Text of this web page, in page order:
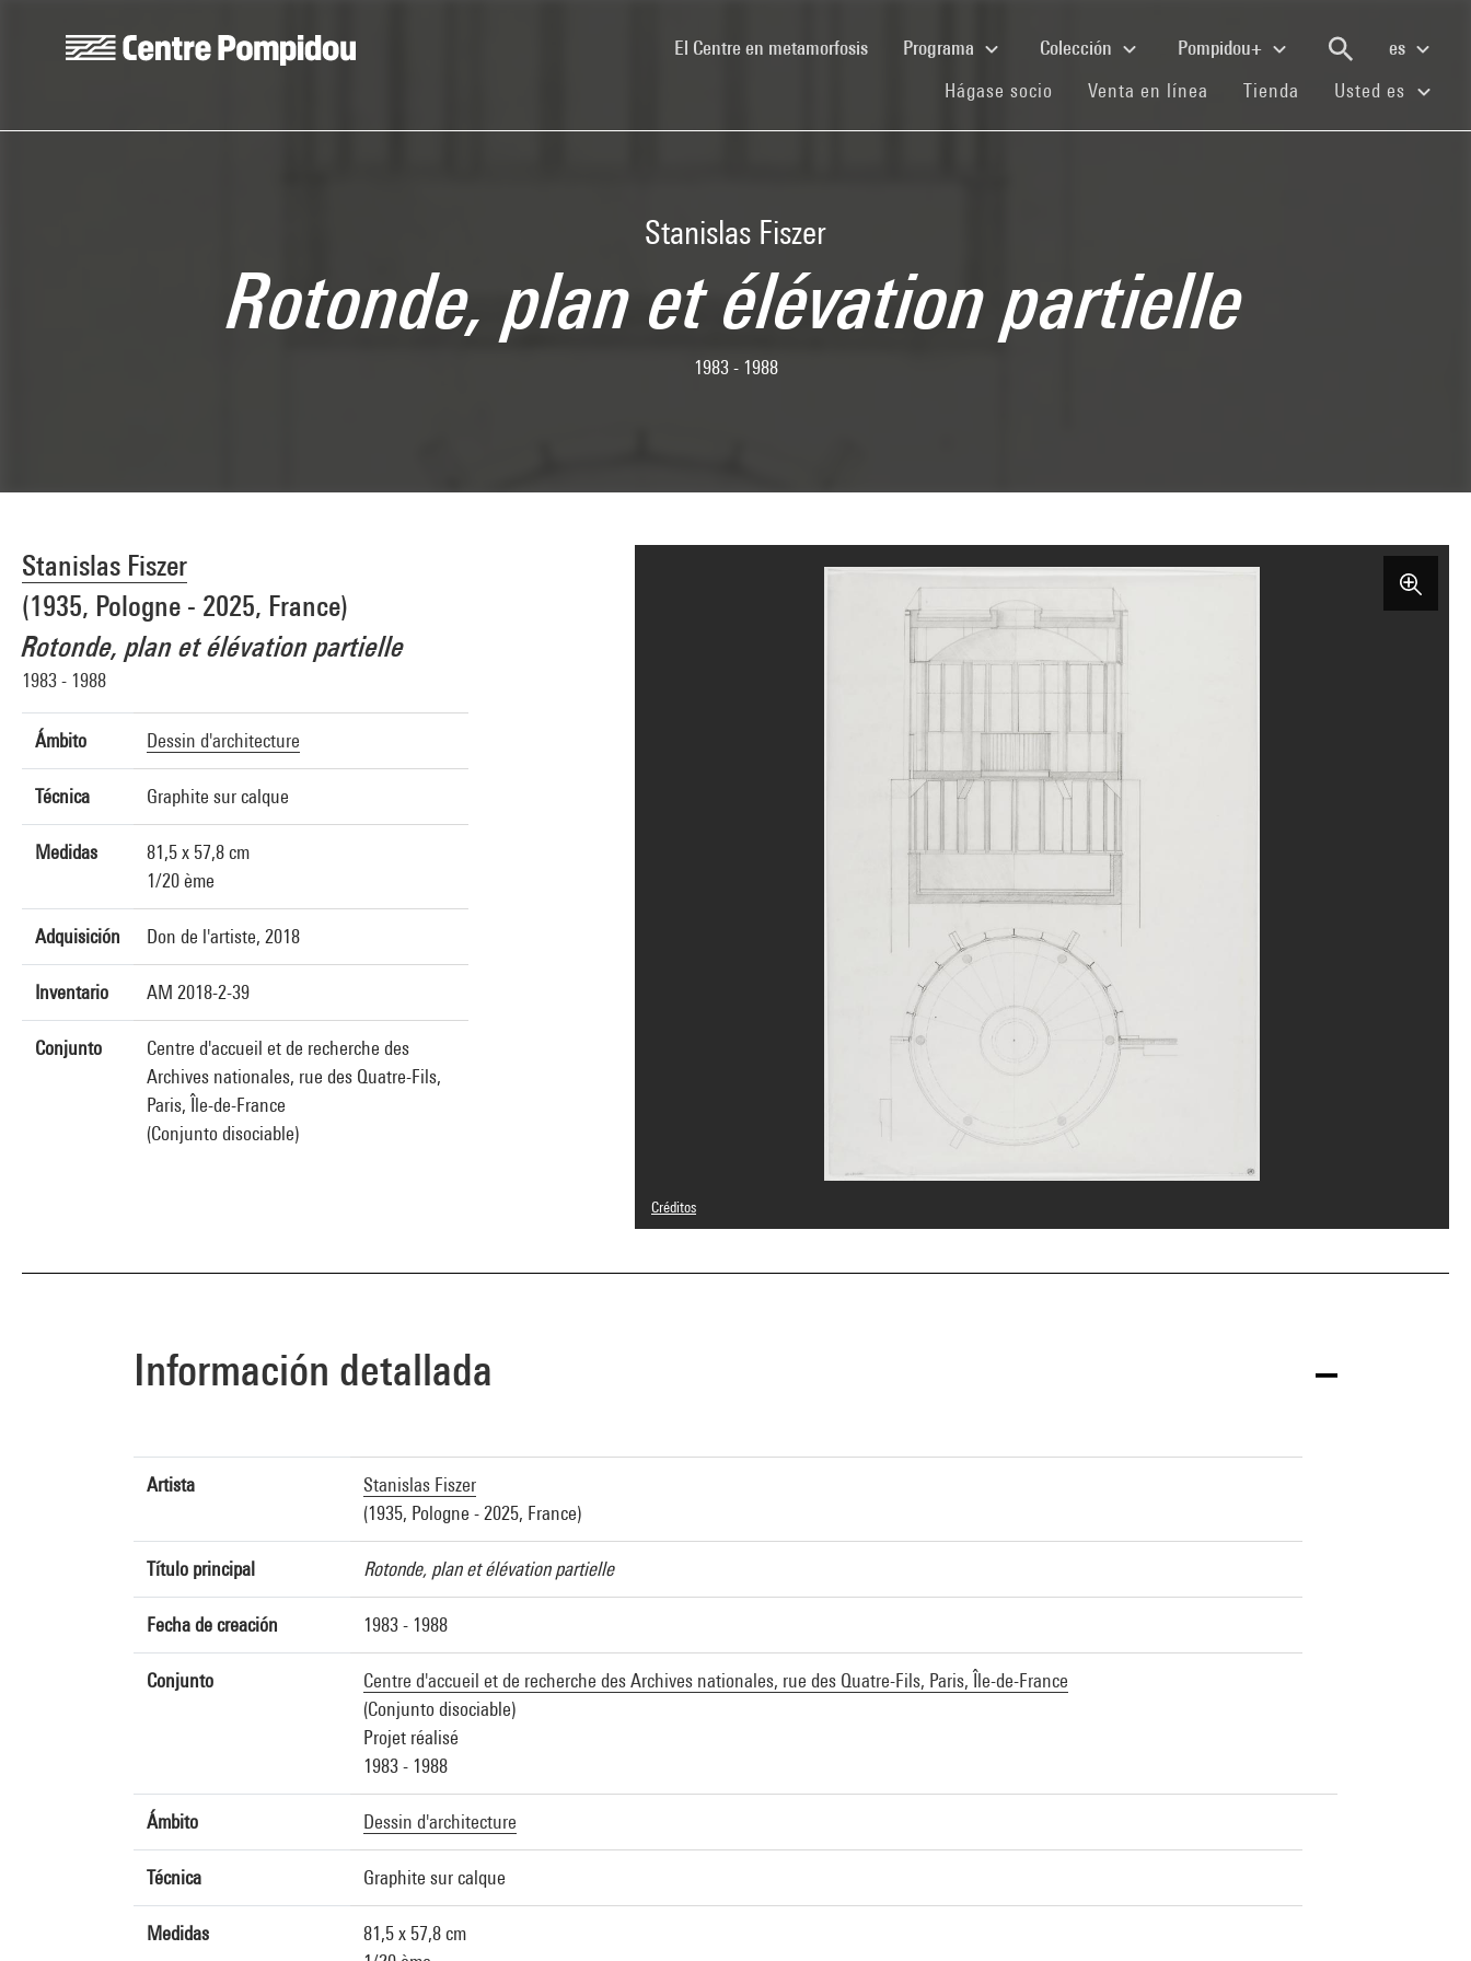
El Centre en metamorfosis(current)Programa Colección Pompidou+
es
Hágase socio (current)
Venta en línea (current)
Tienda (current)
Usted es
Stanislas Fiszer
Rotonde, plan et élévation partielle
1983 - 1988
Stanislas Fiszer
(1935, Pologne - 2025, France)
Rotonde, plan et élévation partielle
1983 - 1988
Ámbito Dessin d'architecture
Técnica Graphite sur calque
Medidas
81,5 x 57,8 cm
1/20 ème
Adquisición Don de l'artiste, 2018
Inventario AM 2018-2-39
Conjunto
Centre d'accueil et de recherche des
Archives nationales, rue des Quatre-Fils,
Paris, Île-de-France
(Conjunto disociable)
Créditos
© Stanislas Fiszer
Referencia de la imagen : 4N29512
Información detallada
Artista
Stanislas Fiszer
(1935, Pologne - 2025, France)
Título principal Rotonde, plan et élévation partielle
Fecha de creación 1983 - 1988
Conjunto
Centre d'accueil et de recherche des Archives nationales, rue des Quatre-Fils, Paris, Île-de-France
(Conjunto disociable)
Projet réalisé
1983 - 1988
Ámbito Dessin d'architecture
Técnica Graphite sur calque
Medidas
81,5 x 57,8 cm